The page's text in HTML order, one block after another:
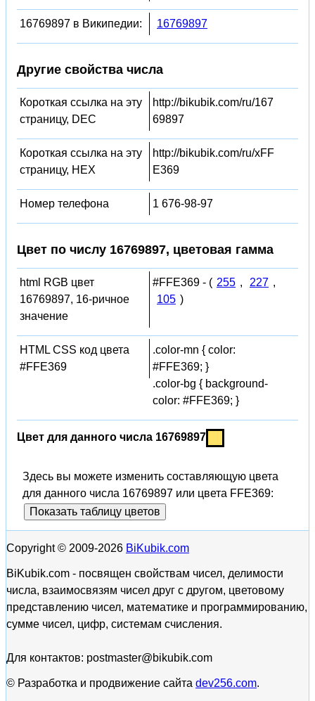
16769897 в Википедии: 16769897
Другие свойства числа
Короткая ссылка на эту
страницу, DEC
http://bikubik.com/ru/167
69897
Короткая ссылка на эту
страницу, HEX
http://bikubik.com/ru/xFF
E369
Номер телефона 1 676-98-97
Цвет по числу 16769897, цветовая гамма
html RGB цвет
16769897, 16-ричное
значение
#FFE369 - ( 255 , 227 ,
105 )
HTML CSS код цвета
#FFE369
.color-mn { color:
#FFE369; }
.color-bg { background-
color: #FFE369; }
Цвет для данного числа 16769897
Здесь вы можете изменить составляющую цвета
для данного числа 16769897 или цвета FFE369:
Показать таблицу цветов
Copyright © 2009-2026 BiKubik.com
BiKubik.com - посвящен свойствам чисел, делимости
числа, взаимосвязям чисел друг с другом, цветовому
представлению чисел, математике и программированию,
сумме чисел, цифр, системам счисления.
Для контактов: postmaster@bikubik.com
© Разработка и продвижение сайта dev256.com.